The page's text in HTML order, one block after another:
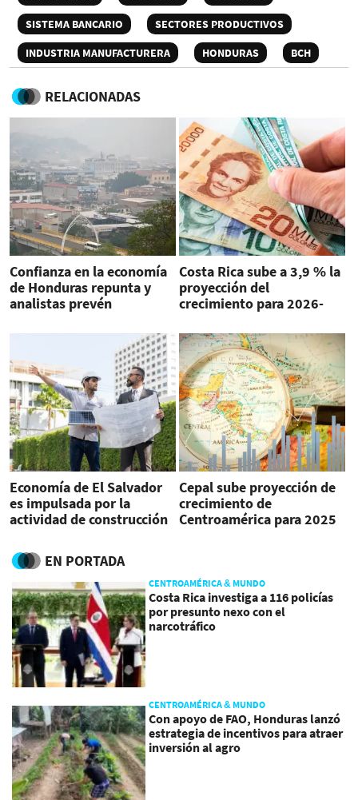
SISTEMA BANCARIO
SECTORES PRODUCTIVOS
INDUSTRIA MANUFACTURERA
HONDURAS BCH
RELACIONADAS
Confianza en la economía
de Honduras repunta y
analistas prevén
Costa Rica sube a 3,9 % la
proyección del
crecimiento para 2026-
Economía de El Salvador
es impulsada por la
actividad de construcción
Cepal sube proyección de
crecimiento de
Centroamérica para 2025
EN PORTADA
CENTROAMÉRICA & MUNDO
Costa Rica investiga a 116 policías
por presunto nexo con el
narcotráfico
CENTROAMÉRICA & MUNDO
Con apoyo de FAO, Honduras lanzó
estrategia de incentivos para atraer
inversión al agro